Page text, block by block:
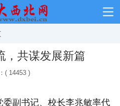
，共谋发展新篇
( 14453 )
副书记、校长李兆敏率代